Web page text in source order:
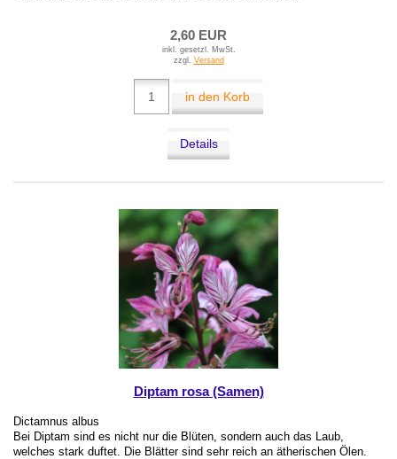
2,60 EUR
inkl. gesetzl. MwSt.
zzgl. Versand
in den Korb
Details
Diptam rosa (Samen)
Dictamnus albus
Bei Diptam sind es nicht nur die Blüten, sondern auch das Laub,
welches stark duftet. Die Blätter sind sehr reich an ätherischen Ölen.